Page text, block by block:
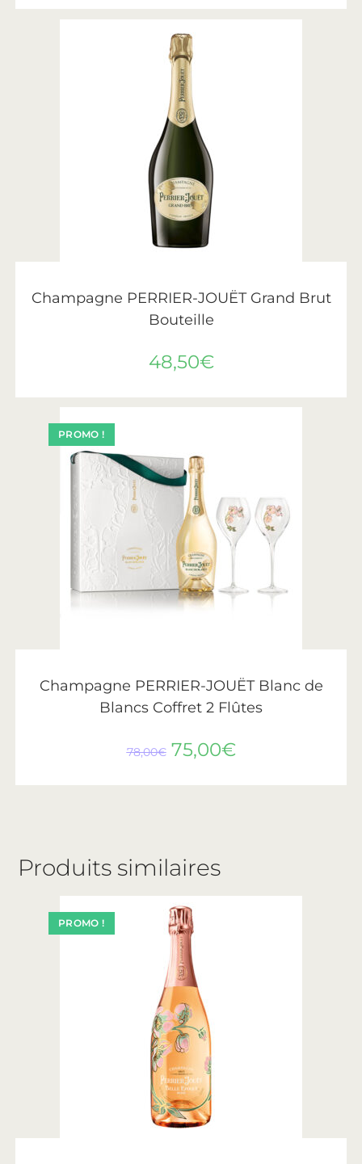
Champagne PERRIER-JOUËT Grand Brut
Bouteille
48,50€
PROMO !
Champagne PERRIER-JOUËT Blanc de
Blancs Coffret 2 Flûtes
78,00€ 75,00€
Produits similaires
PROMO !